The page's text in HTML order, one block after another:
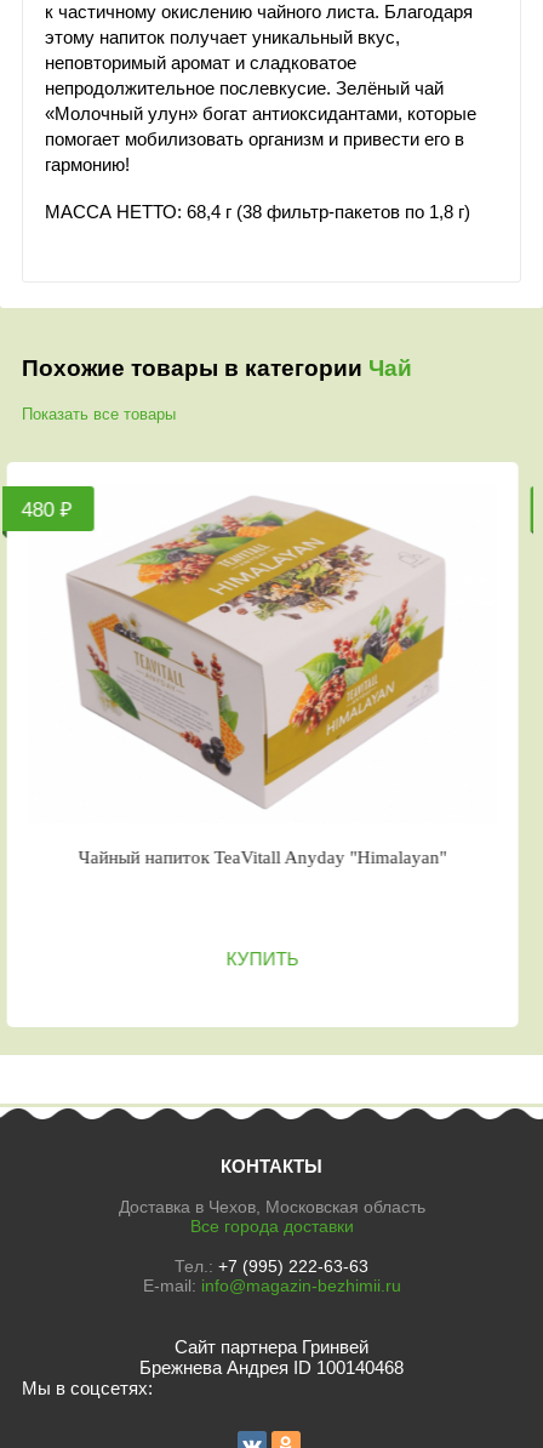
к частичному окислению чайного листа. Благодаря
этому напиток получает уникальный вкус,
неповторимый аромат и сладковатое
непродолжительное послевкусие. Зелёный чай
«Молочный улун» богат антиоксидантами, которые
помогает мобилизовать организм и привести его в
гармонию!
МАССА НЕТТО: 68,4 г (38 фильтр-пакетов по 1,8 г)
Похожие товары в категории Чай
Показать все товары
Чайный напиток TeaVitall Anyday "Himalayan"
КУПИТЬ
КОНТАКТЫ
Доставка в Чехов, Московская область
Все города доставки
Тел.: +7 (995) 222-63-63
E-mail: info@magazin-bezhimii.ru
Сайт партнера Гринвей
Брежнева Андрея ID 100140468
Мы в соцсетях: